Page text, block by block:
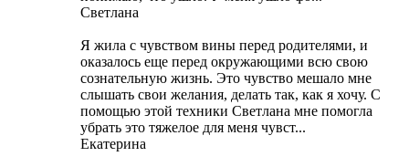
Светлана
Я жила с чувством вины перед родителями, и
оказалось еще перед окружающими всю свою
сознательную жизнь. Это чувство мешало мне
слышать свои желания, делать так, как я хочу. С
помощью этой техники Светлана мне помогла
убрать это тяжелое для меня чувст...
Екатерина